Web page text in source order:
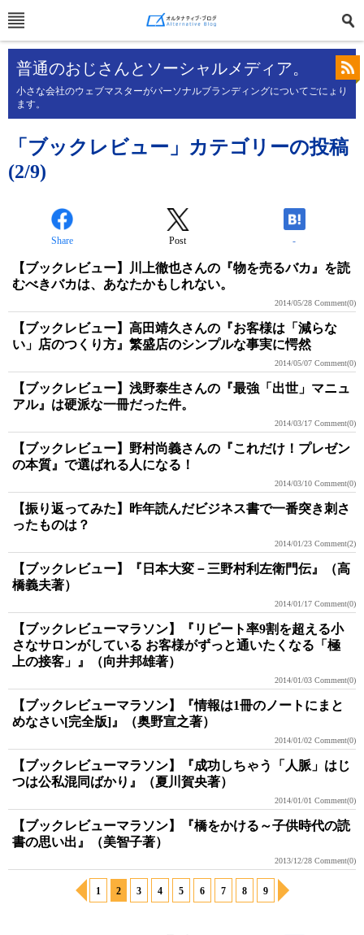
普通のおじさんとソーシャルメディア。
小さな会社のウェブマスターがパーソナルブランディングについてごにょり
ます。
「ブックレビュー」カテゴリーの投稿
(2/9)
Share Post -
【ブックレビュー】川上徹也さんの『物を売るバカ』を読
むべきバカは、あなたかもしれない。
2014/05/28 Comment(0)
【ブックレビュー】高田靖久さんの『お客様は「減らな
い」店のつくり方』繁盛店のシンプルな事実に愕然
2014/05/07 Comment(0)
【ブックレビュー】浅野泰生さんの『最強「出世」マニュ
アル』は硬派な一冊だった件。
2014/03/17 Comment(0)
【ブックレビュー】野村尚義さんの『これだけ！プレゼン
の本質』で選ばれる人になる！
2014/03/10 Comment(0)
【振り返ってみた】昨年読んだビジネス書で一番突き刺さ
ったものは？
2014/01/23 Comment(2)
【ブックレビュー】『日本大変－三野村利左衛門伝』（高
橋義夫著）
2014/01/17 Comment(0)
【ブックレビューマラソン】『リピート率9割を超える小
さなサロンがしている お客様がずっと通いたくなる「極
上の接客」』（向井邦雄著）
2014/01/03 Comment(0)
【ブックレビューマラソン】『情報は1冊のノートにまと
めなさい[完全版]』（奥野宣之著）
2014/01/02 Comment(0)
【ブックレビューマラソン】『成功しちゃう「人脈」はじ
つは公私混同ばかり』（夏川賀央著）
2014/01/01 Comment(0)
【ブックレビューマラソン】『橋をかける～子供時代の読
書の思い出』（美智子著）
2013/12/28 Comment(0)
1 2 3 4 5 6 7 8 9